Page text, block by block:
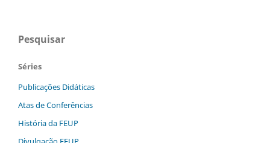
Pesquisar
Séries
Publicações Didáticas
Atas de Conferências
História da FEUP